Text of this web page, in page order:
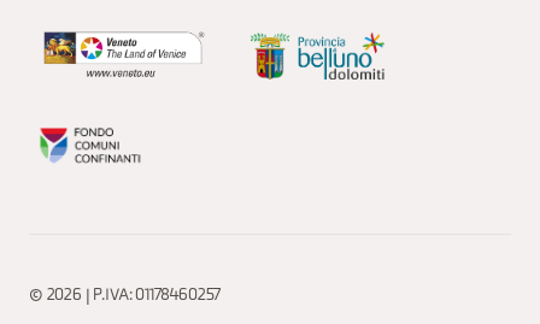
© 2026 | P.IVA: 01178460257